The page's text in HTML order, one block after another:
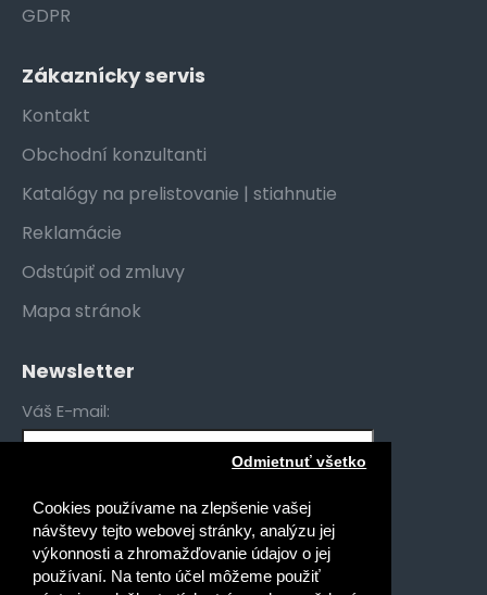
Cookies používame na zlepšenie vašej
návštevy tejto webovej stránky, analýzu jej
výkonnosti a zhromažďovanie údajov o jej
používaní. Na tento účel môžeme použiť
Odmietnuť všetko
GDPR
Zákaznícky servis
Kontakt
Obchodní konzultanti
Katalógy na prelistovanie | stiahnutie
Reklamácie
Odstúpiť od zmluvy
Mapa stránok
Newsletter
Váš E-mail:
Gymnáziá
Stredné odborné školy
Špeciálne základné školy